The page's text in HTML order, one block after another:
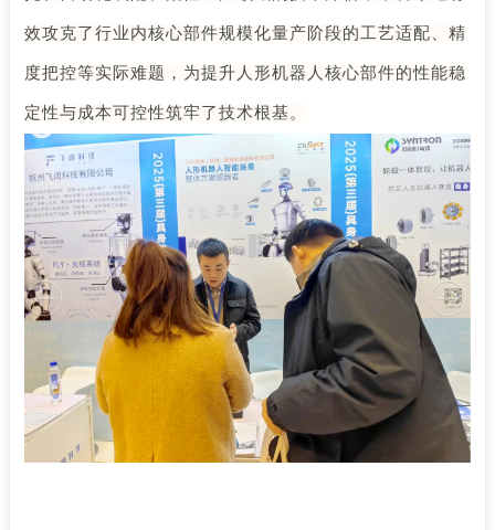
效攻克了行业内核心部件规模化量产阶段的工艺适配、精
度把控等实际难题，为提升人形机器人核心部件的性能稳
定性与成本可控性筑牢了技术根基。